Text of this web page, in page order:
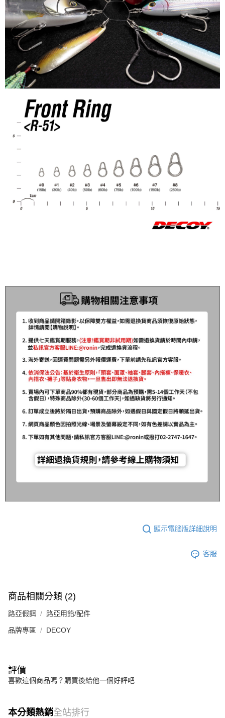
顯示電腦版詳細說明
客服
商品相關分類 (2)
路亞假餌 路亞用鉛/配件
品牌專區 DECOY
評價
喜歡這個商品嗎？購買後給他一個好評吧
本分類熱銷全站排行